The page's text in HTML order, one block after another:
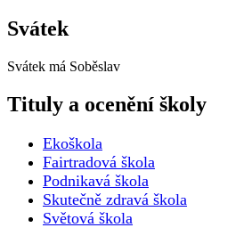
Svátek
Svátek má Soběslav
Tituly a ocenění školy
Ekoškola
Fairtradová škola
Podnikavá škola
Skutečně zdravá škola
Světová škola